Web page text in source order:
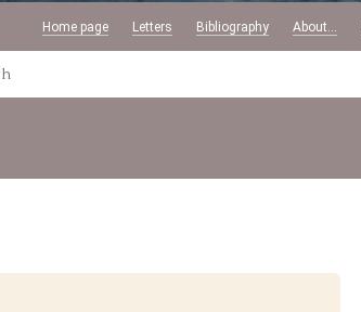
Home page Letters Bibliography About...